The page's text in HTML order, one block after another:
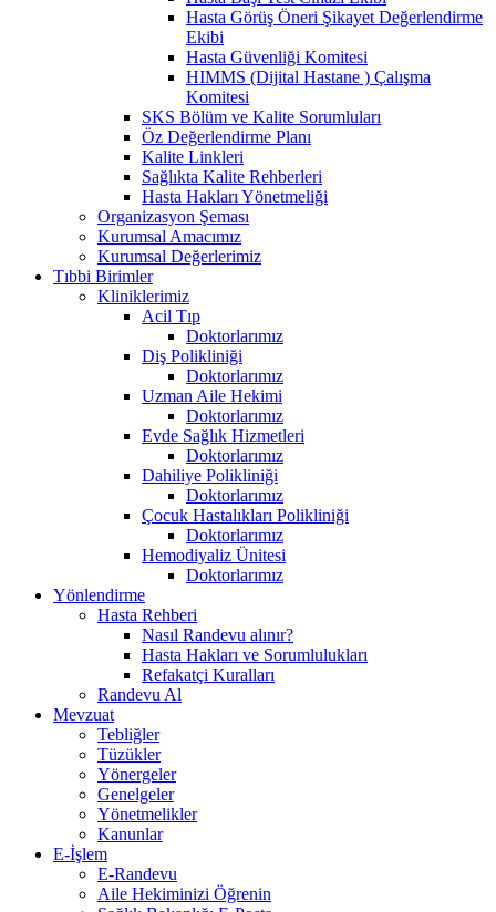
Hasta Görüş Öneri Şikayet Değerlendirme
Ekibi
Hasta Güvenliği Komitesi
HIMMS (Dijital Hastane ) Çalışma
Komitesi
SKS Bölüm ve Kalite Sorumluları
Öz Değerlendirme Planı
Kalite Linkleri
Sağlıkta Kalite Rehberleri
Hasta Hakları Yönetmeliği
Organizasyon Şeması
Kurumsal Amacımız
Kurumsal Değerlerimiz
Tıbbi Birimler
Kliniklerimiz
Acil Tıp
Doktorlarımız
Diş Polikliniği
Doktorlarımız
Uzman Aile Hekimi
Doktorlarımız
Evde Sağlık Hizmetleri
Doktorlarımız
Dahiliye Polikliniği
Doktorlarımız
Çocuk Hastalıkları Polikliniği
Doktorlarımız
Hemodiyaliz Ünitesi
Doktorlarımız
Yönlendirme
Hasta Rehberi
Nasıl Randevu alınır?
Hasta Hakları ve Sorumlulukları
Refakatçi Kuralları
Randevu Al
Mevzuat
Tebliğler
Tüzükler
Yönergeler
Genelgeler
Yönetmelikler
Kanunlar
E-İşlem
E-Randevu
Aile Hekiminizi Öğrenin